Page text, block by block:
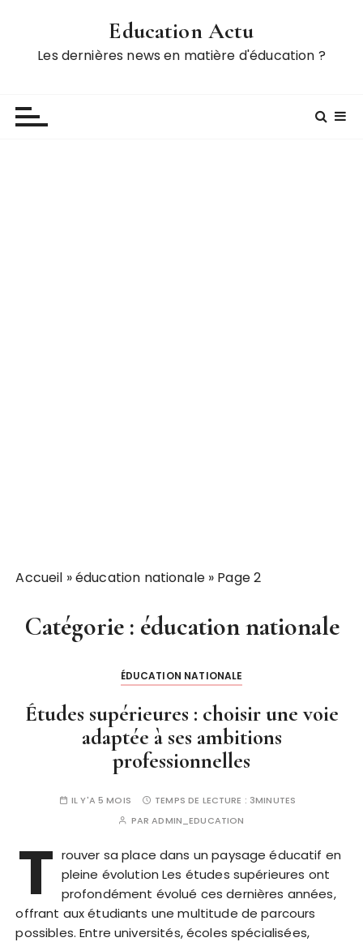
Education Actu
Les dernières news en matière d'éducation ?
Accueil »éducation nationale» Page 2
Catégorie : éducation nationale
ÉDUCATION NATIONALE
Études supérieures : choisir une voie
adaptée à ses ambitions
professionnelles
IL Y'A 5 MOIS TEMPS DE LECTURE : 3MINUTES
PARADMIN_EDUCATION
T rouver sa place dans un paysage éducatif en
pleine évolution Les études supérieures ont
profondément évolué ces dernières années,
offrant aux étudiants une multitude de parcours
possibles. Entre universités, écoles spécialisées,